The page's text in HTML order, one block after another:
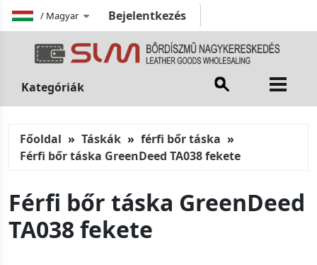
/ Magyar Bejelentkezés
Kategóriák
Főoldal Táskák
férfi bőr táska
Férfi bőr táska GreenDeed TA038 fekete
Férfi bőr táska GreenDeed
TA038 fekete